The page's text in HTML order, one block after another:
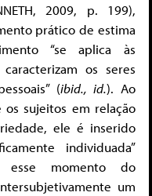
2009, p. 199),
prático de estima
“se aplica às
os seres
(ibid., id.). Ao
sujeitos em relação
ele é inserido
individuada”
momento do
um